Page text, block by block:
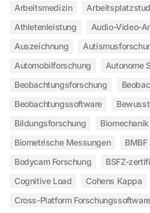
Arbeitsmedizin
Athletenleistung
Audio-Video-
Auszeichnung
Automobilforschung
Autonome
Beobachtungsforschung
Beobachtungssoftware
Bildungsforschung
Biomechanik
Biometrische Messungen
Bodycam Forschung
BSFZ-
Cognitive Load
Cohens Kappa
Cross-Platform Forschungssoftware